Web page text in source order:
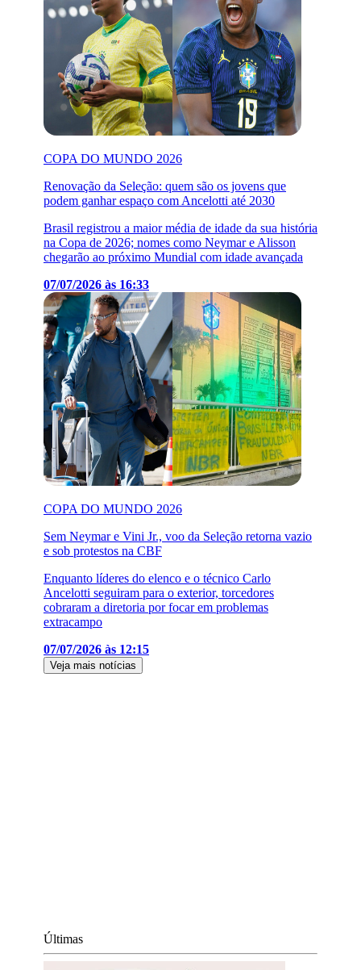
COPA DO MUNDO 2026
Renovação da Seleção: quem são os jovens que
podem ganhar espaço com Ancelotti até 2030
Brasil registrou a maior média de idade da sua história
na Copa de 2026; nomes como Neymar e Alisson
chegarão ao próximo Mundial com idade avançada
07/07/2026 às 16:33
COPA DO MUNDO 2026
Sem Neymar e Vini Jr., voo da Seleção retorna vazio
e sob protestos na CBF
Enquanto líderes do elenco e o técnico Carlo
Ancelotti seguiram para o exterior, torcedores
cobraram a diretoria por focar em problemas
extracampo
07/07/2026 às 12:15
Veja mais notícias
Últimas